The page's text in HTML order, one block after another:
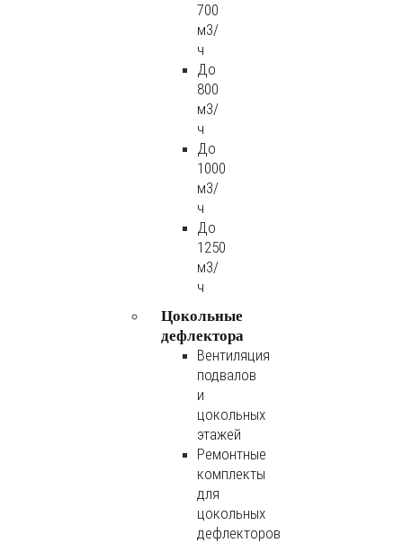
700
м3/
ч
До
800
м3/
ч
До
1000
м3/
ч
До
1250
м3/
ч
Цокольные
дефлектора
Вентиляция
подвалов
и
цокольных
этажей
Ремонтные
комплекты
для
цокольных
дефлекторов